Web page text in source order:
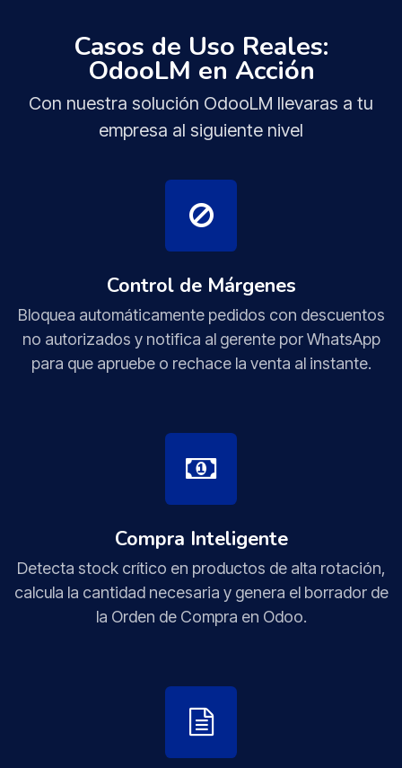
Casos de Uso Reales:
OdooLM en Acción
Con nuestra solución OdooLM llevaras a tu
empresa al siguiente nivel
Control de Márgenes
Bloquea automáticamente pedidos con descuentos
no autorizados y notifica al gerente por WhatsApp
para que apruebe o rechace la venta al instante.
Compra Inteligente
Detecta stock crítico en productos de alta rotación,
calcula la cantidad necesaria y genera el borrador de
la Orden de Compra en Odoo.